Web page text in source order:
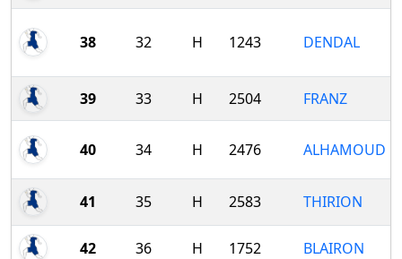
38 32 H 1243 DENDAL
39 33 H 2504 FRANZ
40 34 H 2476 ALHAMOUD
41 35 H 2583 THIRION
42 36 H 1752 BLAIRON